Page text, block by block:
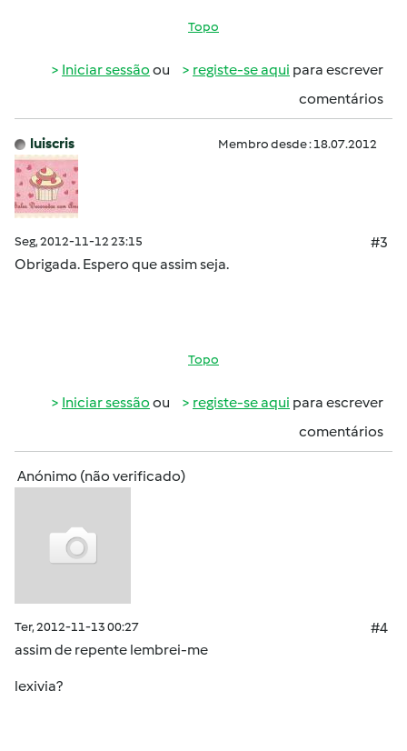
Topo
Iniciar sessão ou registe-se aqui para escrever
comentários
luiscris Membro desde : 18.07.2012
Seg, 2012-11-12 23:15
#3
Obrigada. Espero que assim seja.
Topo
Iniciar sessão ou registe-se aqui para escrever
comentários
Anónimo (não verificado)
Ter, 2012-11-13 00:27
#4
assim de repente lembrei-me
lexivia?